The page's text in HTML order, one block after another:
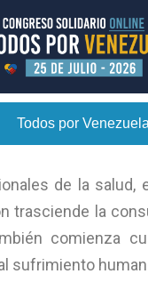
Todos por Venezuela
de la salud,
trasciende la
comienza
sufrimiento